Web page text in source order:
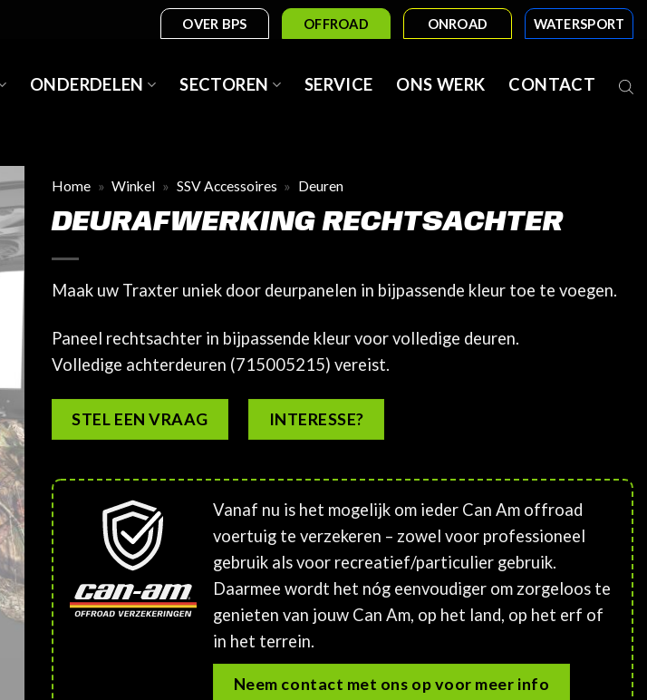
OVER BPS OFFROAD ONROAD WATERSPORT
ONDERDELEN SECTOREN SERVICE ONS WERK CONTACT
Home » Winkel » SSV Accessoires » Deuren
DEURAFWERKING RECHTSACHTER
Maak uw Traxter uniek door deurpanelen in bijpassende kleur toe te voegen.
Paneel rechtsachter in bijpassende kleur voor volledige deuren.
Volledige achterdeuren (715005215) vereist.
STEL EEN VRAAG INTERESSE?
Vanaf nu is het mogelijk om ieder Can Am offroad
voertuig te verzekeren – zowel voor professioneel
gebruik als voor recreatief/particulier gebruik.
Daarmee wordt het nóg eenvoudiger om zorgeloos te
genieten van jouw Can Am, op het land, op het erf of
in het terrein.
Neem contact met ons op voor meer info